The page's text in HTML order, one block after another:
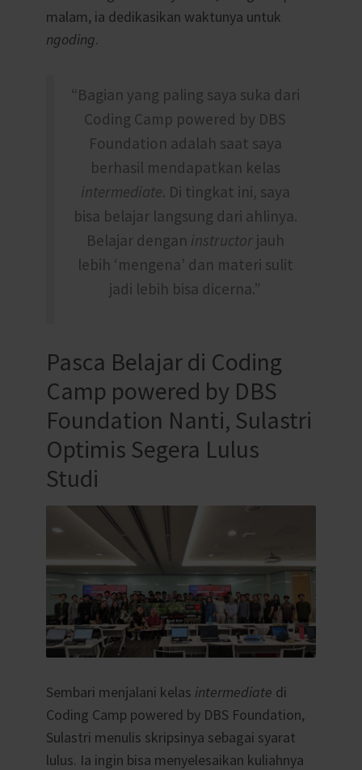
malam, ia dedikasikan waktunya untuk
ngoding.
“Bagian yang paling saya suka dari
Coding Camp powered by DBS
Foundation adalah saat saya
berhasil mendapatkan kelas
intermediate. Di tingkat ini, saya
bisa belajar langsung dari ahlinya.
Belajar dengan instructorjauh
lebih ‘mengena’ dan materi sulit
jadi lebih bisa dicerna.”
Pasca Belajar di Coding
Camp powered by DBS
Foundation Nanti, Sulastri
Optimis Segera Lulus
Studi
Sembari menjalani kelas intermediate di
Coding Camp powered by DBS Foundation,
Sulastri menulis skripsinya sebagai syarat
lulus. Ia ingin bisa menyelesaikan kuliahnya